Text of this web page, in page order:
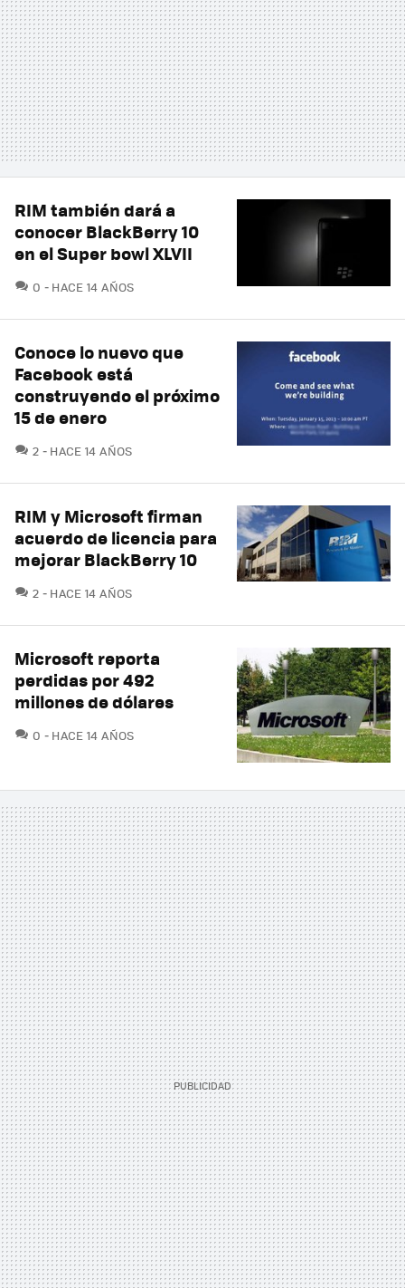
RIM también dará a
conocer BlackBerry 10
en el Super bowl XLVII
0 COMENTARIOS
HACE 14 AÑOS
Conoce lo nuevo que
Facebook está
construyendo el próximo
15 de enero
2 COMENTARIOS
HACE 14 AÑOS
RIM y Microsoft firman
acuerdo de licencia para
mejorar BlackBerry 10
2 COMENTARIOS
HACE 14 AÑOS
Microsoft reporta
perdidas por 492
millones de dólares
0 COMENTARIOS
HACE 14 AÑOS